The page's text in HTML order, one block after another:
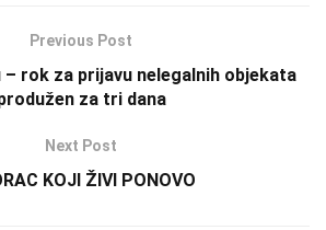
Previous Post
rok za prijavu nelegalnih objekata
za tri dana
Next Post
KOJI ŽIVI PONOVO